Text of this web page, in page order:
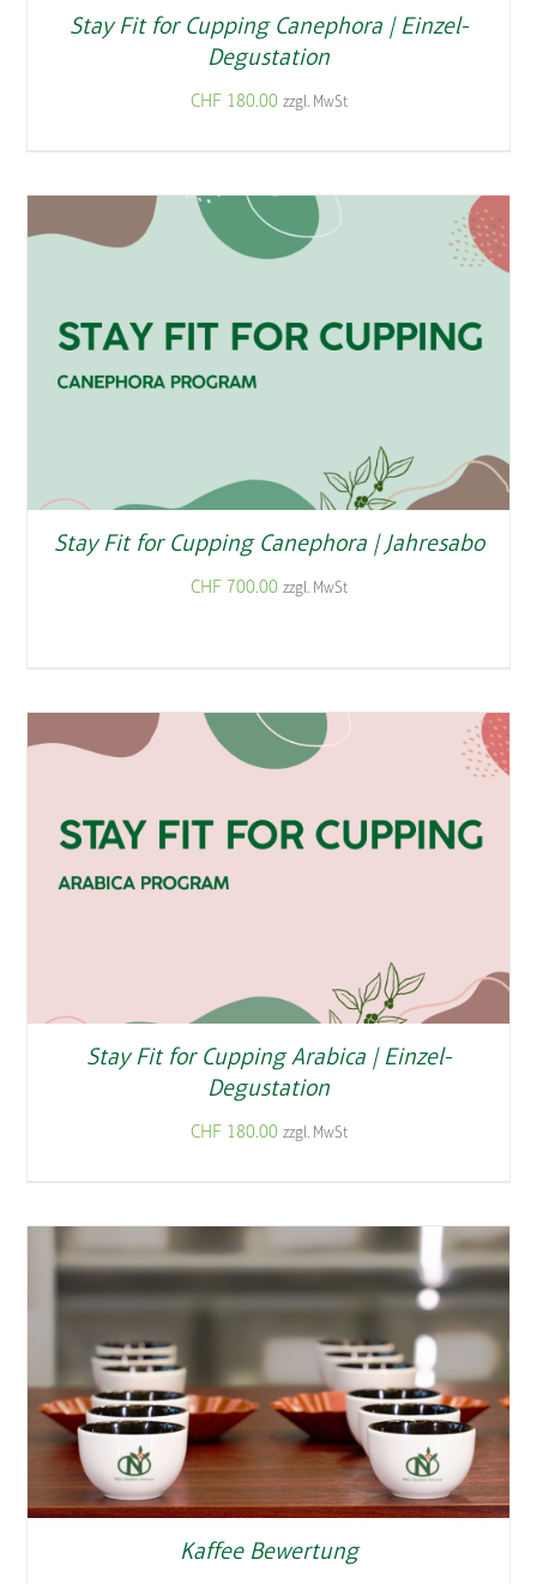
Stay Fit for Cupping Canephora | Einzel-
Degustation
CHF 180.00 zzgl. MwSt
Stay Fit for Cupping Canephora | Jahresabo
CHF 700.00 zzgl. MwSt
Stay Fit for Cupping Arabica | Einzel-
Degustation
CHF 180.00 zzgl. MwSt
Kaffee Bewertung